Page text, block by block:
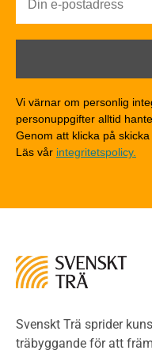
Brandförlopp i
Brandklasser för
Detaljlösningar
Träytors
Tekniska byten
Riskvärdering i
Miljöeffekter
LCA
Miljödeklarationer
Termer och
Vi värnar om personlig
personuppgifter alltid
Genom att klicka på
Läs vår integritetspolicy.
Svenskt Trä sprider
träbyggande för att